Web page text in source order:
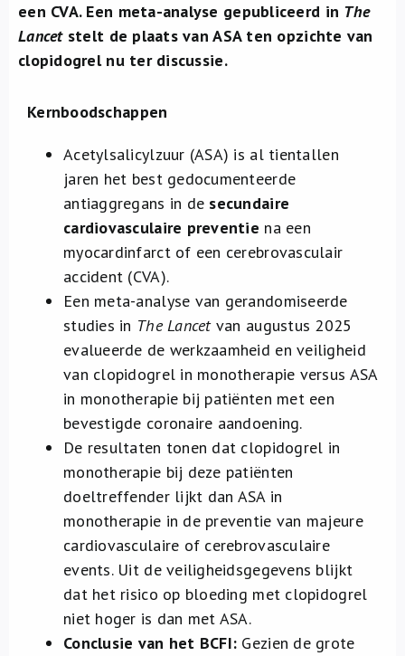
een CVA. Een meta-analyse gepubliceerd in The
Lancetstelt de plaats van ASA ten opzichte van
clopidogrel nu ter discussie.
Kernboodschappen
Acetylsalicylzuur (ASA) is al tientallen
jaren het best gedocumenteerde
antiaggregans in de secundaire
cardiovasculaire preventie na een
myocardinfarct of een cerebrovasculair
accident (CVA).
Een meta-analyse van gerandomiseerde
studies in The Lancetvan augustus 2025
evalueerde de werkzaamheid en veiligheid
van clopidogrel in monotherapie versus ASA
in monotherapie bij patiënten met een
bevestigde coronaire aandoening.
De resultaten tonen dat clopidogrel in
monotherapie bij deze patiënten
doeltreffender lijkt dan ASA in
monotherapie in de preventie van majeure
cardiovasculaire of cerebrovasculaire
events. Uit de veiligheidsgegevens blijkt
dat het risico op bloeding met clopidogrel
niet hoger is dan met ASA.
Conclusie van het BCFI: Gezien de grote